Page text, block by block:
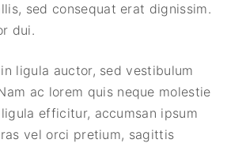
sed consequat erat dignissim.
dui.
ligula auctor, sed vestibulum
ac lorem quis neque molestie
efficitur, accumsan ipsum
vel orci pretium, sagittis